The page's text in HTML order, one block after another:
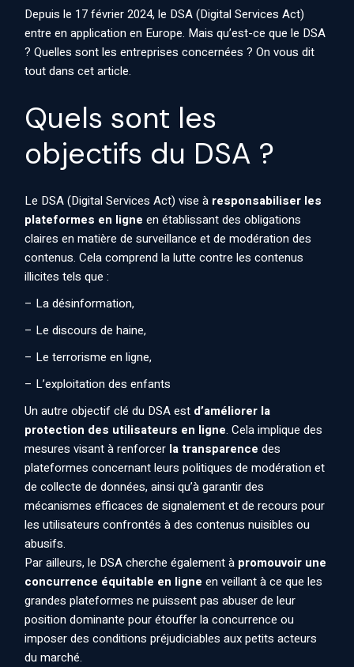
Depuis le 17 février 2024, le DSA (Digital Services Act)
entre en application en Europe. Mais qu’est-ce que le DSA
? Quelles sont les entreprises concernées ? On vous dit
tout dans cet article.
Quels sont les
objectifs du DSA ?
Le DSA (Digital Services Act) vise à responsabiliser les
plateformes en ligne en établissant des obligations
claires en matière de surveillance et de modération des
contenus. Cela comprend la lutte contre les contenus
illicites tels que :
– La désinformation,
– Le discours de haine,
– Le terrorisme en ligne,
– L’exploitation des enfants
Un autre objectif clé du DSA est d’améliorer la
protection des utilisateurs en ligne. Cela implique des
mesures visant à renforcer la transparencedes
plateformes concernant leurs politiques de modération et
de collecte de données, ainsi qu’à garantir des
mécanismes efficaces de signalement et de recours pour
les utilisateurs confrontés à des contenus nuisibles ou
abusifs.
Par ailleurs, le DSA cherche également à promouvoir une
concurrence équitable en ligneen veillant à ce que les
grandes plateformes ne puissent pas abuser de leur
position dominante pour étouffer la concurrence ou
imposer des conditions préjudiciables aux petits acteurs
du marché.